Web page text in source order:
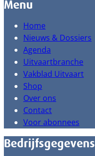
Menu
Home
Nieuws & Dossiers
Agenda
Uitvaartbranche
Vakblad Uitvaart
Shop
Over ons
Contact
Voor abonnees
Bedrijfsgegevens